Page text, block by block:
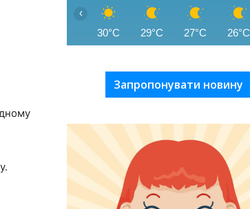
30°C 29°C 27°C 26°C
‹
Запропонувати новину